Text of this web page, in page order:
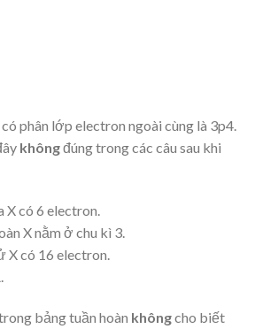
phân lớp electron ngoài cùng là 3p4.
khôngđúng trong các câu sau khi
X có 6 electron.
X nằm ở chu kì 3.
X có 16 electron.
bảng tuần hoàn khôngcho biết